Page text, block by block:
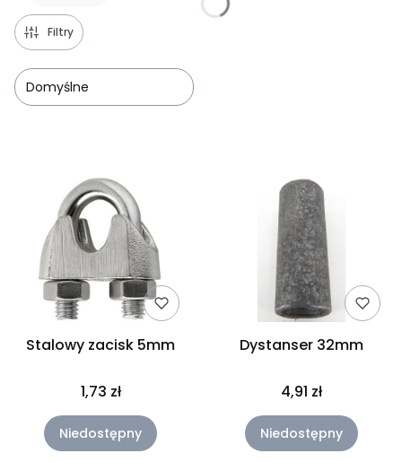
Filtry
Domyślne
Stalowy zacisk 5mm
1,73 zł
Niedostępny
Dystanser 32mm
4,91 zł
Niedostępny